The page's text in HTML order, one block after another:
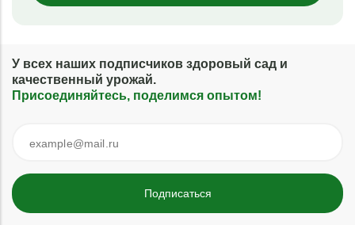
У всех наших подписчиков здоровый сад и
качественный урожай.
Присоединяйтесь, поделимся опытом!